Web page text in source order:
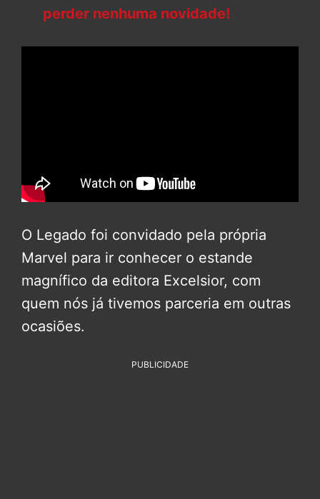
perder nenhuma novidade!
O Legado foi convidado pela própria
Marvel para ir conhecer o estande
magnífico da editora Excelsior, com
quem nós já tivemos parceria em outras
ocasiões.
PUBLICIDADE